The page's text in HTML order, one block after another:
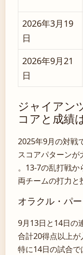
2026年3月19
日
2026年9月21
日
ジャイアン
コアと成績
2025年9月の対戦
スコアパターンが
。13-7の乱打戦か
両チームの打力と
オラクル・パ
9月13日と14日の
合計20得点以上が
特に14日の試合で